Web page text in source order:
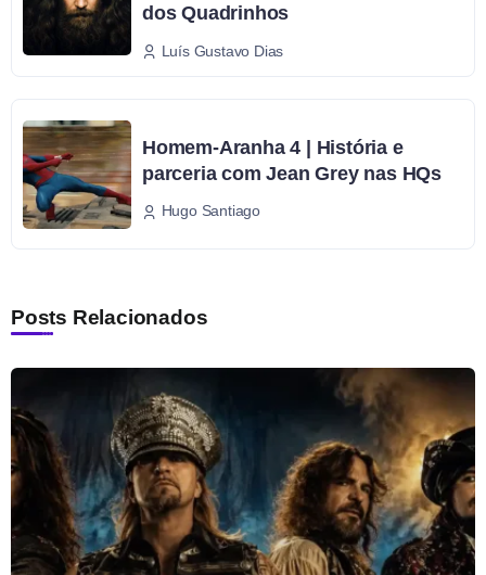
dos Quadrinhos
Luís Gustavo Dias
Homem-Aranha 4 | História e
parceria com Jean Grey nas HQs
Hugo Santiago
Posts Relacionados